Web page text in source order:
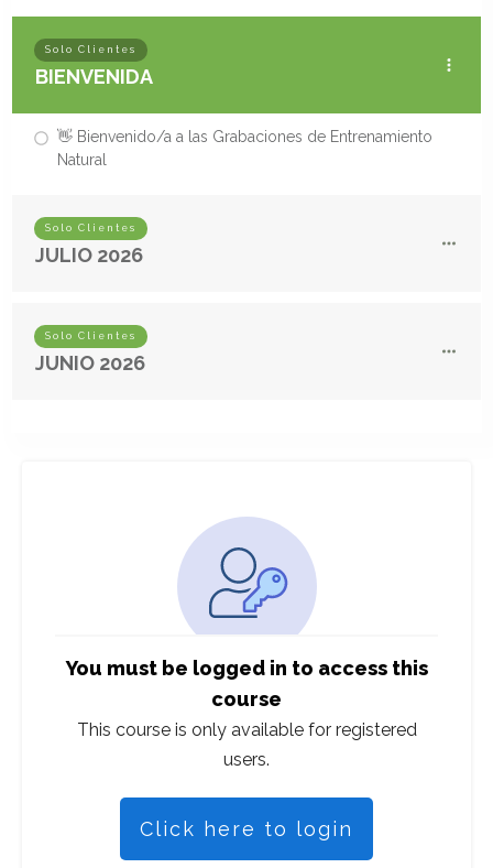
You must be logged in to access this
course
This course is only available for registered
users.
Click here to login
Solo Clientes
BIENVENIDA
👋 Bienvenido/a a las Grabaciones de Entrenamiento
Natural
Solo Clientes
JULIO 2026
Solo Clientes
JUNIO 2026